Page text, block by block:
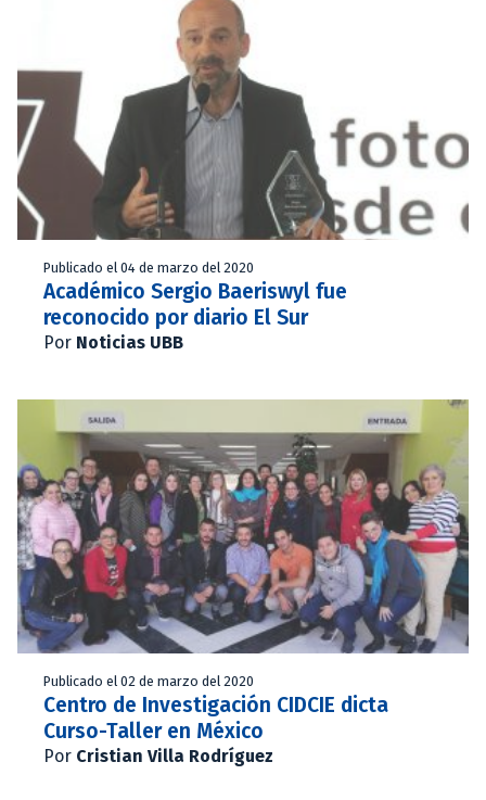
Publicado el 04 de marzo del 2020
Académico Sergio Baeriswyl fue
reconocido por diario El Sur
Por Noticias UBB
Publicado el 02 de marzo del 2020
Centro de Investigación CIDCIE dicta
Curso-Taller en México
Por Cristian Villa Rodríguez